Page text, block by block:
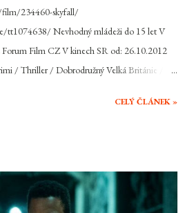
234460-skyfall/
Nevhodný mládeži do 15 let V
Film CZ V kinech SR od: 26.10.2012
/ Thriller / Dobrodružný Velká Británie /
Thomas Newman Hrají: Daniel Craig, Judi
špičku mezi akčními hrdiny filmového
Agent s povolením zabíjet se vrací už ve
CELÝ ČLÁNEK »